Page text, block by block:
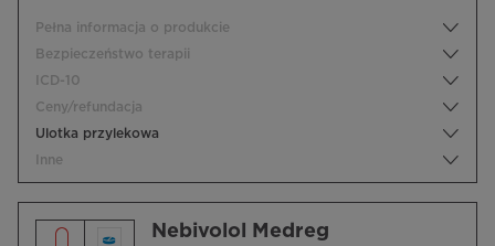
Pełna informacja o produkcie
Bezpieczeństwo terapii
ICD-10
Ceny/refundacja
Ulotka przylekowa
Inne
Nebivolol Medreg